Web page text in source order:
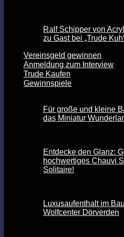
Ralf Schipper von
zu Gast bei „Trude
Vereinsgeld gewinnen
Anmeldung zum Interview
Trude Kaufen
Gewinnspiele
Für große und kleine
das Miniatur
Entdecke den Glanz:
hochwertiges Chauvi
Solitaire!
Luxusaufenthalt im
Wolfcenter Dörverden